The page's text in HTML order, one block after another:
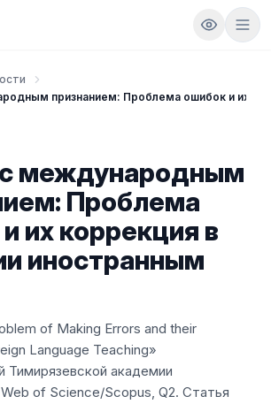
признанием: Проблема ошибок и их
международным
Проблема
их коррекция в
иностранным
of Making Errors and their
Language Teaching»
Тимирязевской академии
of Science/Scopus, Q2. Статья